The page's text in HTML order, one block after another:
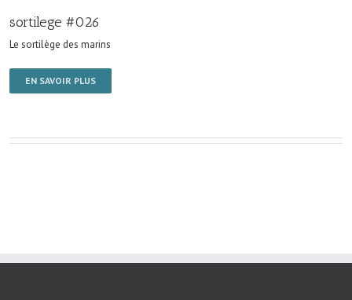
sortilege #026
Le sortilège des marins
EN SAVOIR PLUS